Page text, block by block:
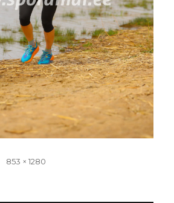
Täissuurus
853 × 1280